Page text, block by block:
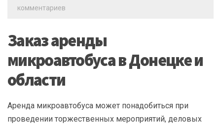
комментариев
Заказ аренды
микроавтобуса в Донецке и
области
Аренда микроавтобуса может понадобиться при
проведении торжественных мероприятий, деловых